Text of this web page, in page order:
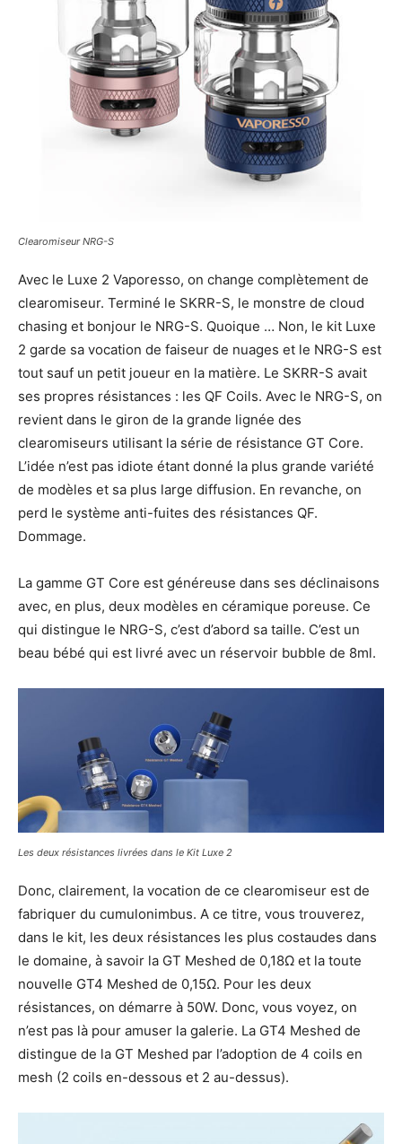
Clearomiseur NRG-S
Avec le Luxe 2 Vaporesso, on change complètement de
clearomiseur. Terminé le SKRR-S, le monstre de cloud
chasing et bonjour le NRG-S. Quoique … Non, le kit Luxe
2 garde sa vocation de faiseur de nuages et le NRG-S est
tout sauf un petit joueur en la matière. Le SKRR-S avait
ses propres résistances : les QF Coils. Avec le NRG-S, on
revient dans le giron de la grande lignée des
clearomiseurs utilisant la série de résistance GT Core.
L’idée n’est pas idiote étant donné la plus grande variété
de modèles et sa plus large diffusion. En revanche, on
perd le système anti-fuites des résistances QF.
Dommage.
La gamme GT Core est généreuse dans ses déclinaisons
avec, en plus, deux modèles en céramique poreuse. Ce
qui distingue le NRG-S, c’est d’abord sa taille. C’est un
beau bébé qui est livré avec un réservoir bubble de 8ml.
Les deux résistances livrées dans le Kit Luxe 2
Donc, clairement, la vocation de ce clearomiseur est de
fabriquer du cumulonimbus. A ce titre, vous trouverez,
dans le kit, les deux résistances les plus costaudes dans
le domaine, à savoir la GT Meshed de 0,18Ω et la toute
nouvelle GT4 Meshed de 0,15Ω. Pour les deux
résistances, on démarre à 50W. Donc, vous voyez, on
n’est pas là pour amuser la galerie. La GT4 Meshed de
distingue de la GT Meshed par l’adoption de 4 coils en
mesh (2 coils en-dessous et 2 au-dessus).